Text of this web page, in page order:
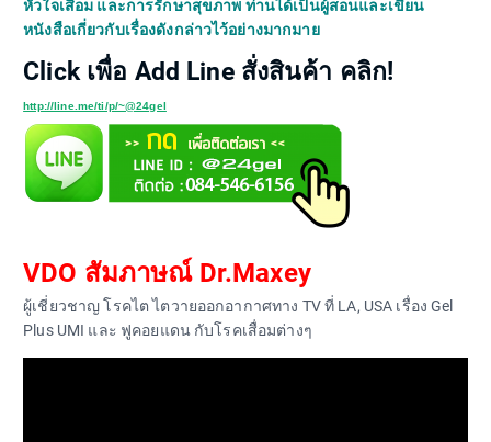
หัวใจเสื่อม และการรักษาสุขภาพ ท่านได้เป็นผู้สอนและเขียน
หนังสือเกี่ยวกับเรื่องดังกล่าวไว้อย่างมากมาย
Click เพื่อ Add Line สั่งสินค้า คลิก!
http://line.me/ti/p/~@24gel
VDO สัมภาษณ์ Dr.Maxey
ผู้เชี่ยวชาญ โรคไต ไตวายออกอากาศทาง TV ที่ LA, USA เรื่อง Gel
Plus UMI และ ฟูคอยแดน กับโรคเสื่อมต่างๆ